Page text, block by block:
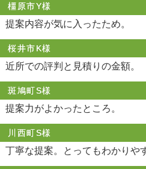
橿原市Y様
提案内容が気に入ったため。
桜井市K様
近所での評判と見積りの金額。
斑鳩町S様
提案力がよかったところ。
川西町S様
丁寧な提案。とってもわかりや